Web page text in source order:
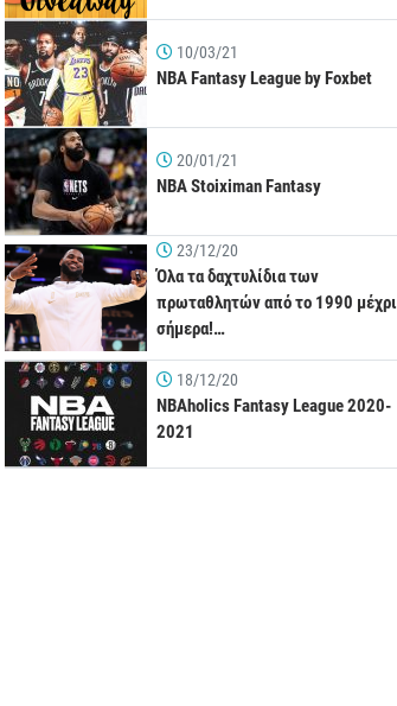
10/03/21
NBA Fantasy League by Foxbet
20/01/21
NBA Stoiximan Fantasy
23/12/20
Όλα τα δαχτυλίδια των
πρωταθλητών από το 1990 μέχρι
σήμερα!…
18/12/20
NBAholics Fantasy League 2020-
2021